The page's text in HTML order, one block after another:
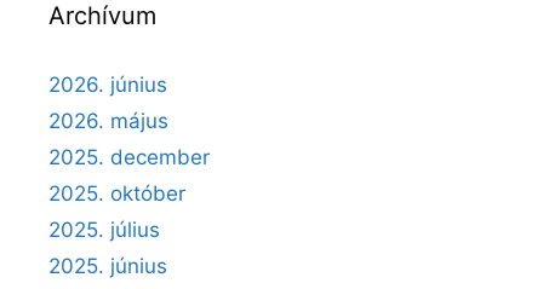
Archívum
2026. június
2026. május
2025. december
2025. október
2025. július
2025. június